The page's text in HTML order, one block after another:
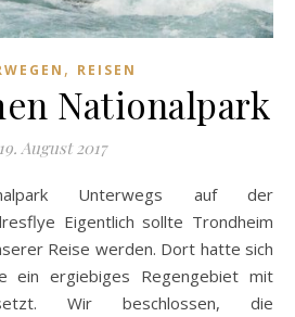
, REISEN
Nationalpark
19. August 2017
Eigentlich sollte Trondheim
Reise werden. Dort hatte sich
ein ergiebiges Regengebiet mit
Wir beschlossen, die